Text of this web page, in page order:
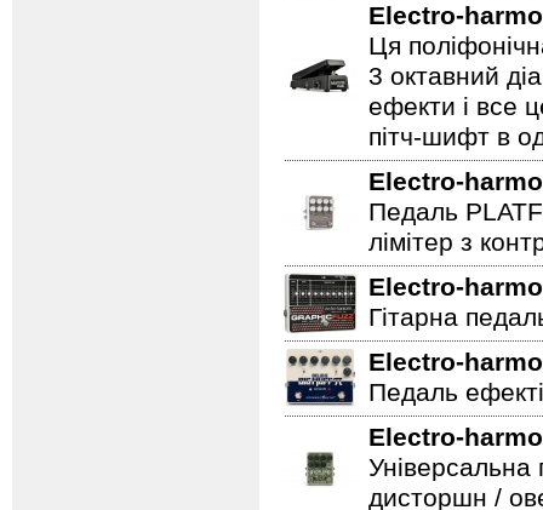
Electro-
Ця
3 октавний
ефекти і все
пітч-шифт в
Electro-
Педаль
лімітер з
Electro-
Гітарна
Electro-
Педаль
Electro-
Універсальна
дисторшн /